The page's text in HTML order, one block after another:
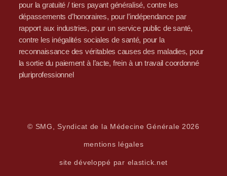
pour la gratuité / tiers payant généralisé, contre les
dépassements d’honoraires, pour l’indépendance par
rapport aux industries, pour un service public de santé,
contre les inégalités sociales de santé, pour la
reconnaissance des véritables causes des maladies, pour
la sortie du paiement à l’acte, frein à un travail coordonné
pluriprofessionnel
© SMG, Syndicat de la Médecine Générale 2026
mentions légales
site développé par elastick.net